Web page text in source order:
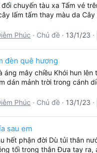
chuyến tàu xa Tấm vé
lấm tấm thay màu da
Phúc
Chủ đề 13/1/23
đèn quê hương
áng mây chiều Khói hun
dán mảnh trời trong cánh
Phúc
Chủ đề 13/1/23
sau em
hết phận đời Dù tủi thân
tối trong thân Đưa tay ra,